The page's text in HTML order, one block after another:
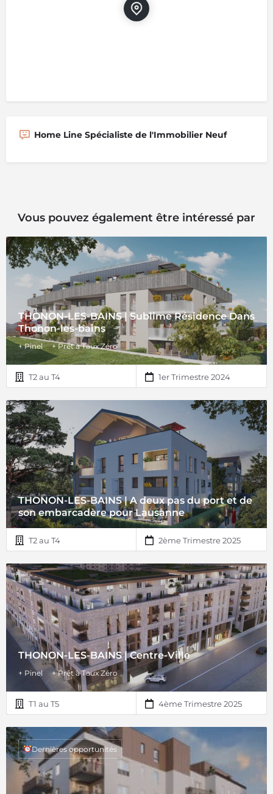
Home Line Spécialiste de l'Immobilier Neuf
Vous pouvez également être intéressé par
THONON-LES-BAINS | Sublime Résidence Dans
Thonon-les-bains
+ Pinel + Prêt à Taux Zéro
T2 au T4 1er Trimestre 2024
THONON-LES-BAINS | A deux pas du port et de
son embarcadère pour Lausanne
T2 au T4 2ème Trimestre 2025
THONON-LES-BAINS | Centre-Ville
+ Pinel + Prêt à Taux Zéro
T1 au T5 4ème Trimestre 2025
Dernières opportunités